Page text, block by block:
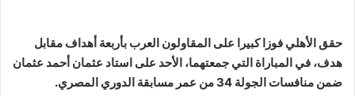
حقق الأهلي فوزا كبيرا على المقاولون العرب بأربعة أهداف مقابل
هدف، في المباراة التي جمعتهما، الأحد على استاد عثمان أحمد عثمان
ضمن منافسات الجولة 34 من عمر مسابقة الدوري المصري.